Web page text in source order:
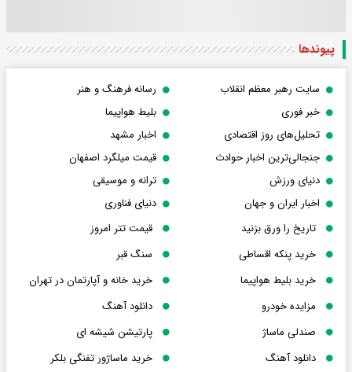
پیوندها
سایت رهبر معظم انقلاب
رسانه فرهنگ و هنر
خبر فوری
بلیط هواپیما
تحلیل‌های روز اقتصادی
اخبار مشهد
جنجالی‌ترین اخبار حوادث
قیمت میلگرد اصفهان
دنیای ورزش
ترانه و موسیقی
اخبار ایران و جهان
دنیای فناوری
تاریخ را ورق بزنید
قیمت تتر امروز
خرید پنکه اقساطی
سنگ قبر
خرید بلیط هواپیما
خرید خانه و آپارتمان در تهران
مزایده خودرو
دانلود آهنگ
صندلی ماساژ
پارتیشن شیشه ای
دانلود آهنگ
خرید ماساژور تفنگی بلکر